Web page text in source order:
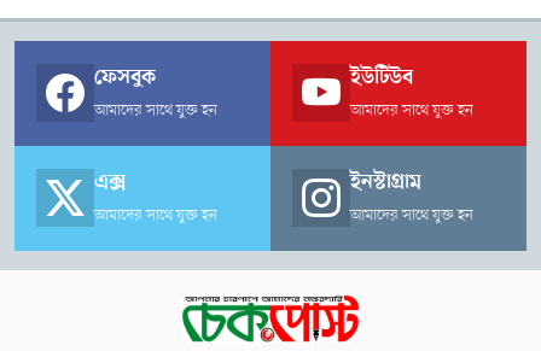
ফেসবুক
আমাদের সাথে যুক্ত হন
ইউটিউব
আমাদের সাথে যুক্ত হন
এক্স
আমাদের সাথে যুক্ত হন
ইনস্টাগ্রাম
আমাদের সাথে যুক্ত হন